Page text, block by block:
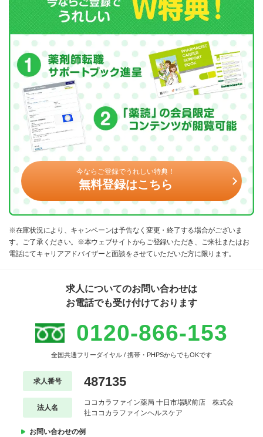
今ならご登録でうれしい特典！
無料登録はこちら
※在庫状況により、キャンペーンは予告なく変更・終了する場合がございま
す。ご了承ください。※本ウェブサイトからご登録いただき、ご来社またはお
電話にてキャリアアドバイザーと面談をさせていただいた方に限ります。
求人についてのお問い合わせは
お電話でも受け付けております
0120-866-153
全国共通フリーダイヤル / 携帯・PHPSからでもOKです
求人番号 487135
法人名
ココカラファイン薬局 十日市場駅前店 株式会
社ココカラファインヘルスケア
お問い合わせの例